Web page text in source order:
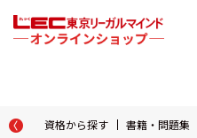
資格から探す 書籍・問題集